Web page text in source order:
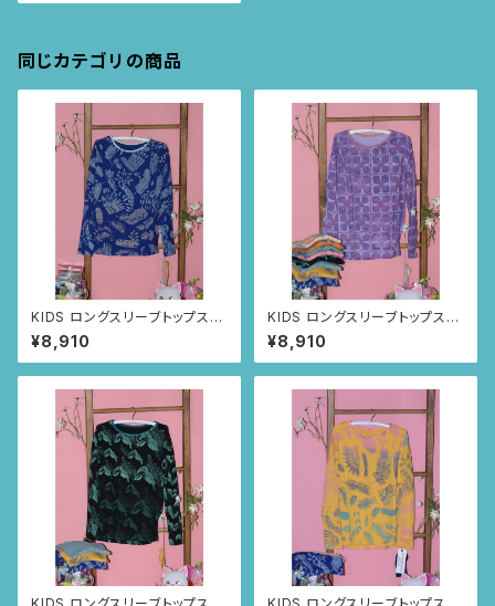
同じカテゴリの商品
KIDS ロングスリーブトップス
size8歳 (ネイビー/ルイー
サの羽根柄)
¥8,910
KIDS ロングスリーブトップス
size8歳 (パープル/スクエ
アニャンドゥティ柄)
¥8,910